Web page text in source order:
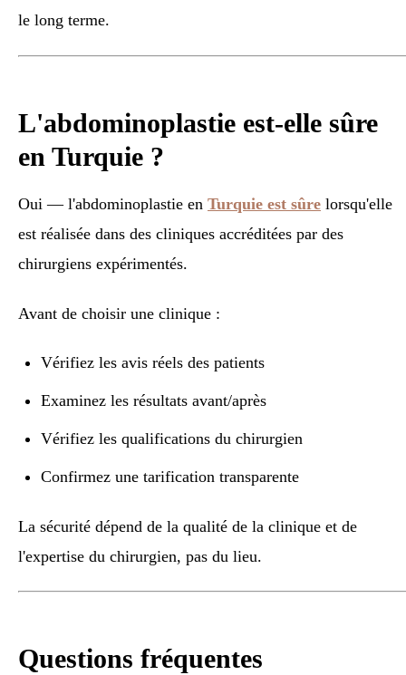
le long terme.
L'abdominoplastie est-elle sûre
en Turquie ?
Oui — l'abdominoplastie en Turquie est sûre lorsqu'elle
est réalisée dans des cliniques accréditées par des
chirurgiens expérimentés.
Avant de choisir une clinique :
Vérifiez les avis réels des patients
Examinez les résultats avant/après
Vérifiez les qualifications du chirurgien
Confirmez une tarification transparente
La sécurité dépend de la qualité de la clinique et de
l'expertise du chirurgien, pas du lieu.
Questions fréquentes